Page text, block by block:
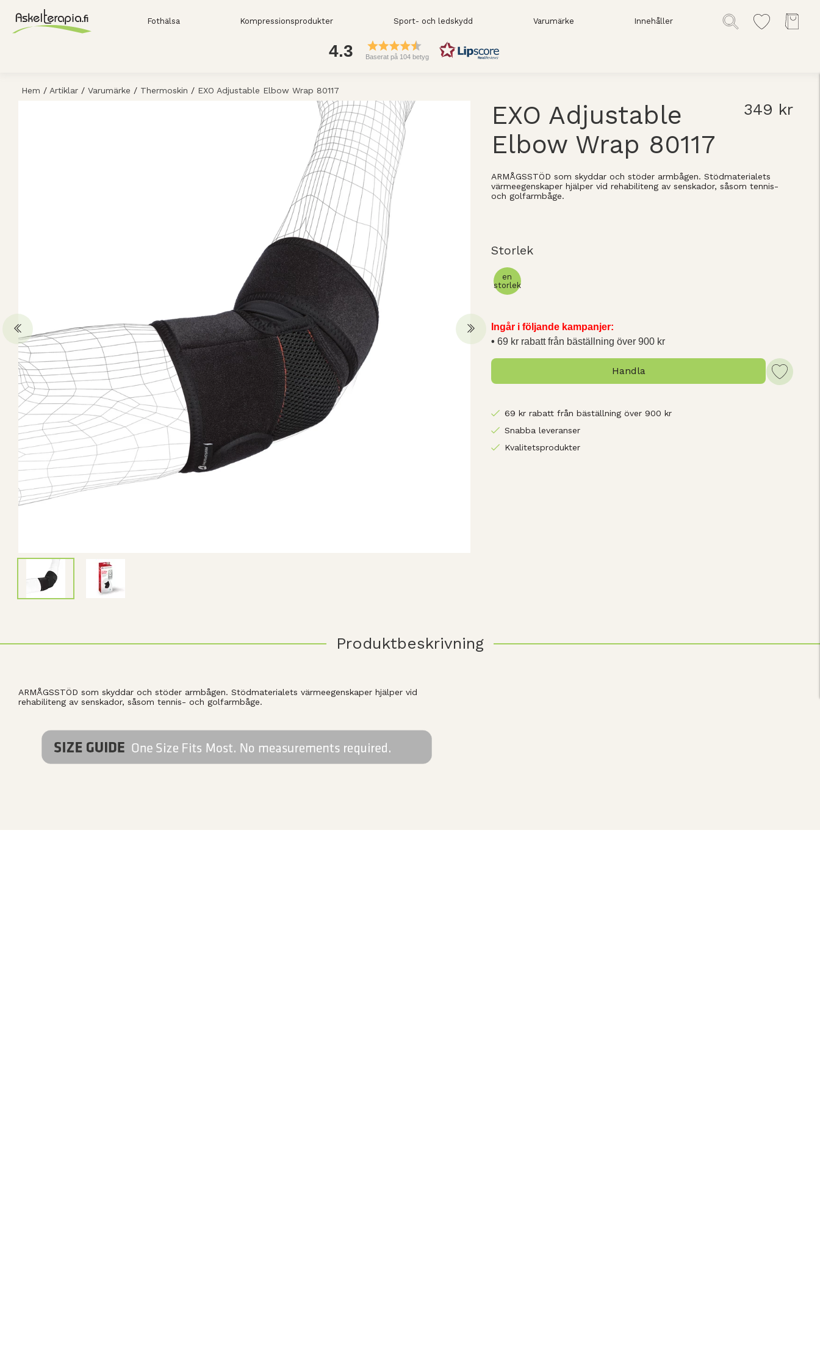
Fothälsa Kompressionsprodukter Sport- och ledskydd Varumärke Innehåller
4.3 Baserat på 104 betyg
Hem / Artiklar / Varumärke / Thermoskin / EXO Adjustable Elbow Wrap 80117
EXO Adjustable
Elbow Wrap 80117
349 kr
ARMÅGSSTÖD som skyddar och stöder armbågen. Stödmaterialets
värmeegenskaper hjälper vid rehabiliteng av senskador, såsom tennis-
och golfarmbåge.
Storlek
en
storlek
Ingår i följande kampanjer:
69 kr rabatt från bäställning över 900 kr
Handla
69 kr rabatt från bäställning över 900 kr
Snabba leveranser
Kvalitetsprodukter
Produktbeskrivning
ARMÅGSSTÖD som skyddar och stöder armbågen. Stödmaterialets värmeegenskaper hjälper vid
rehabiliteng av senskador, såsom tennis- och golfarmbåge.